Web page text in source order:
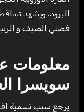
البرود، ويشهد
فصلي الصيف و
معلومات
سويسرا
يرجع سبب تسمية